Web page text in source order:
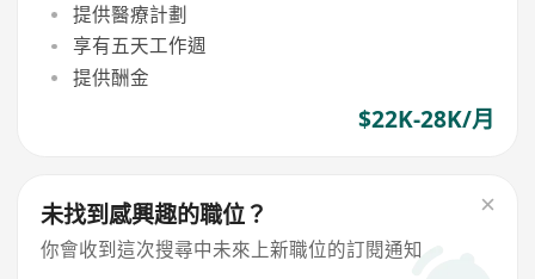
提供醫療計劃
享有五天工作週
提供酬金
$22K-28K/月
未找到感興趣的職位？
你會收到這次搜尋中未來上新職位的訂閱通知